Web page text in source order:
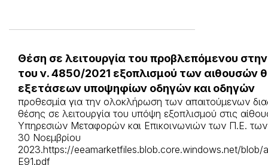
Θέση σε λειτουργία του προβλεπόμενου
του ν. 4850/2021 εξοπλισμού των αιθουσών
εξετάσεων υποψηφίων οδηγών και οδηγών
προθεσμία για την ολοκλήρωση των απαιτούμενων
θέσης σε λειτουργία του υπόψη εξοπλισμού στις
Υπηρεσιών Μεταφορών και Επικοινωνιών των Π.Ε. των
30 Νοεμβρίου
2023.https://eeamarketfiles.blob.core.windows.net/
Ε91.pdf